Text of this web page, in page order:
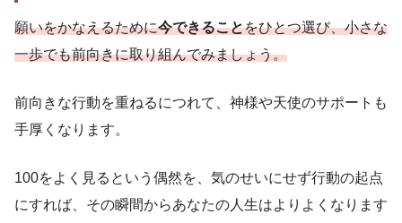
願いをかなえるために今できることをひとつ選び、小さな
一歩でも前向きに取り組んでみましょう。
前向きな行動を重ねるにつれて、神様や天使のサポートも
手厚くなります。
100をよく見るという偶然を、気のせいにせず行動の起点
にすれば、その瞬間からあなたの人生はよりよくなります